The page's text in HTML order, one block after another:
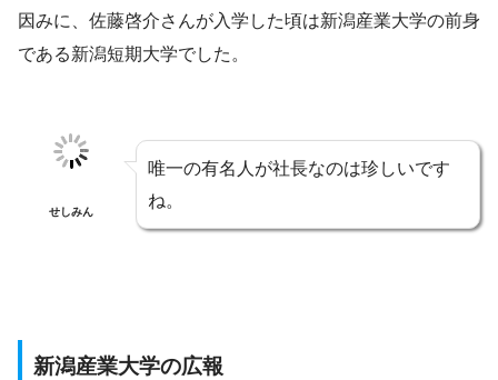
因みに、佐藤啓介さんが入学した頃は新潟産業大学の前身
である新潟短期大学でした。
せしみん
唯一の有名人が社長なのは珍しいです
ね。
新潟産業大学の広報